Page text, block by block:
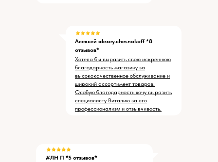
#ЛН П *5 отзывов*
Алексей alexey.chesnokoff *8
отзывов*
Хотела бы выразить свою искреннюю
благодарность магазину за
высококачественное обслуживание и
широкий ассортимент товаров.
Особую благодарность хочу выразить
специалисту Виталию за его
профессионализм и отзывчивость.